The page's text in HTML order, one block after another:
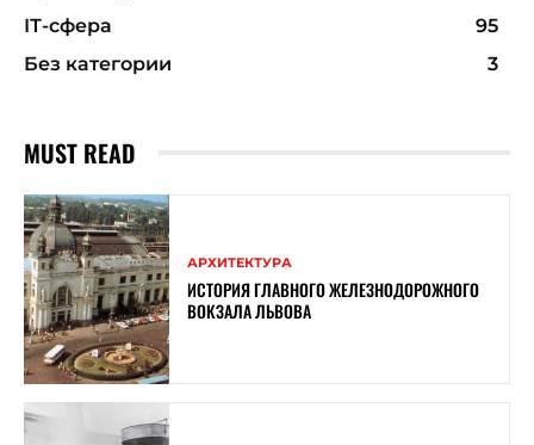
ІТ-сфера
95
Без категории
3
MUST READ
АРХИТЕКТУРА
ИСТОРИЯ ГЛАВНОГО ЖЕЛЕЗНОДОРОЖНОГО
ВОКЗАЛА ЛЬВОВА